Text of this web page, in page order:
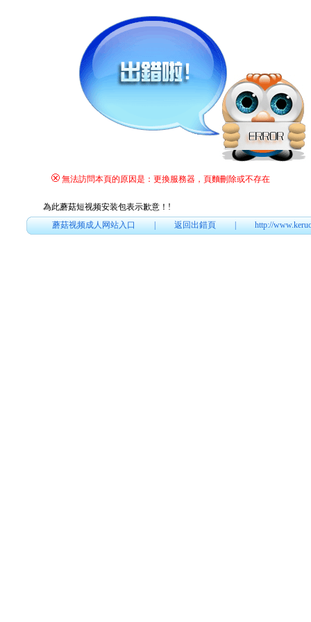
無法訪問本頁的原因是：更換服務器，頁麵刪除或不存在
為此蘑菇短视频安装包表示歉意！ !
蘑菇视频成人网站入口|返回出錯頁|http://